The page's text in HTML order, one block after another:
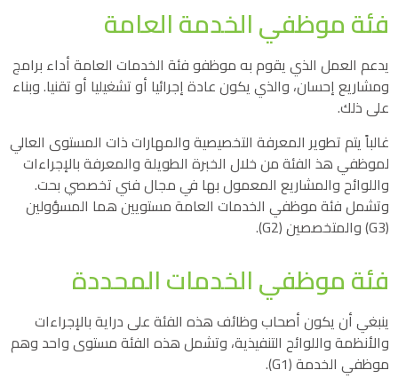
فئة موظفي الخدمة العامة
يدعم العمل الذي يقوم به موظفو فئة الخدمات العامة أداء برامج
ومشاريع إحسان، والذي يكون عادة إجرائيا أو تشغيليا أو تقنيا. وبناء
على ذلك.
غالباً يتم تطوير المعرفة التخصيصية والمهارات ذات المستوى العالي
لموظفي هذ الفئة من خلال الخبرة الطويلة والمعرفة بالإجراءات
واللوائح والمشاريع المعمول بها في مجال فني تخصصي بحت.
وتشمل فئة موظفي الخدمات العامة مستويين هما المسؤولين
(G3) والمتخصصين (G2).
فئة موظفي الخدمات المحددة
ينبغي أن يكون أصحاب وظائف هذه الفئة على دراية بالإجراءات
والأنظمة واللوائح التنفيذية، وتشمل هذه الفئة مستوى واحد وهم
موظفي الخدمة (G1).